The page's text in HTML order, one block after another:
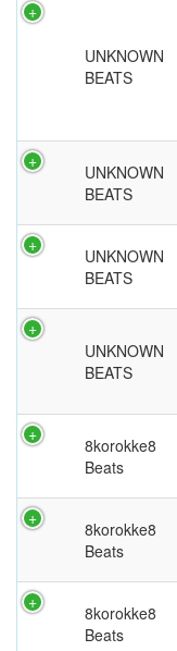
UNKNOWN
BEATS
UNKNOWN
BEATS
UNKNOWN
BEATS
UNKNOWN
BEATS
8korokke8
Beats
8korokke8
Beats
8korokke8
Beats